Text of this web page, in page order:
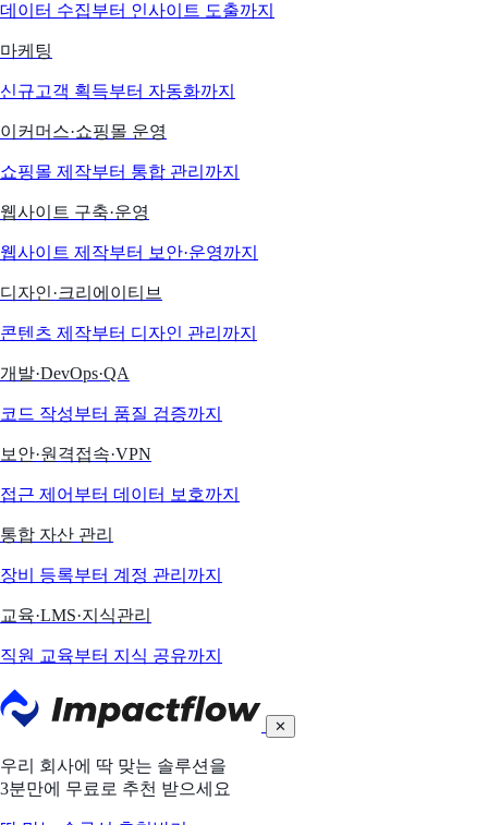
데이터 수집부터 인사이트 도출까지
마케팅
신규고객 획득부터 자동화까지
이커머스·쇼핑몰 운영
쇼핑몰 제작부터 통합 관리까지
웹사이트 구축·운영
웹사이트 제작부터 보안·운영까지
디자인·크리에이티브
콘텐츠 제작부터 디자인 관리까지
개발·DevOps·QA
코드 작성부터 품질 검증까지
보안·원격접속·VPN
접근 제어부터 데이터 보호까지
통합 자산 관리
장비 등록부터 계정 관리까지
교육·LMS·지식관리
직원 교육부터 지식 공유까지
✕
우리 회사에 딱 맞는 솔루션을
3분만에 무료로 추천 받으세요